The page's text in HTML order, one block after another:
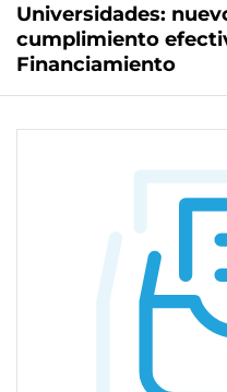
Universidades:
cumplimiento
Financiamiento